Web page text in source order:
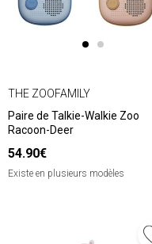
THE ZOOFAMILY
Paire de Talkie-Walkie Zoo
Racoon-Deer
54.90€
Existe en plusieurs modèles